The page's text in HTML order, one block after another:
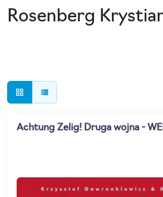
Rosenberg
grid_view view_list
Achtung Zelig! Druga wojna -